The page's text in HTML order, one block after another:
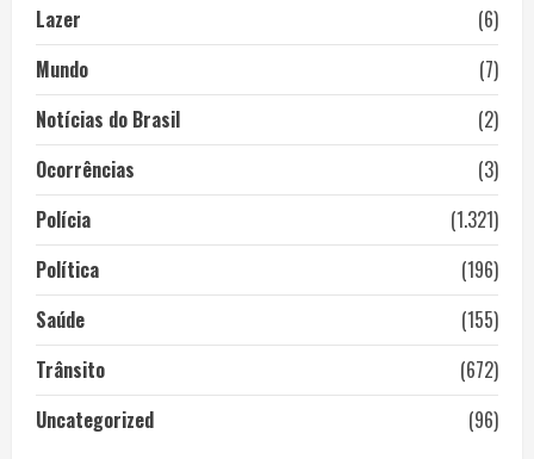
Lazer
(6)
Mundo
(7)
Notícias do Brasil
(2)
Ocorrências
(3)
Polícia
(1.321)
Política
(196)
Saúde
(155)
Trânsito
(672)
Uncategorized
(96)